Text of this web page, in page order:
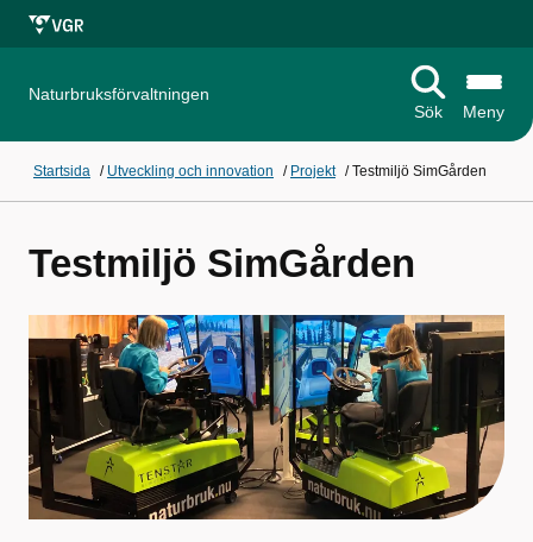
Naturbruksförvaltningen
Sök
Meny
Startsida / Utveckling och innovation / Projekt /Testmiljö SimGården
Testmiljö SimGården